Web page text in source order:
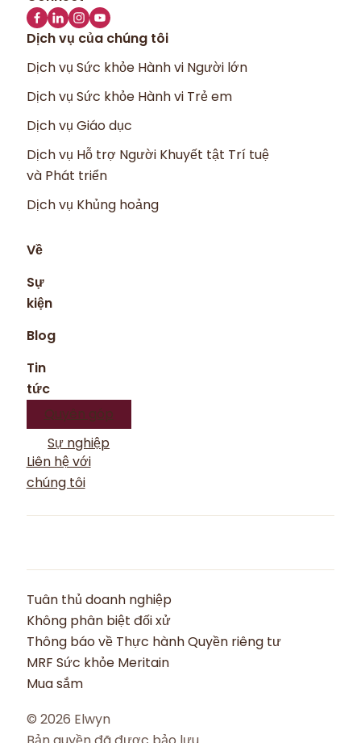
Dịch vụ của chúng tôi
Dịch vụ Sức khỏe Hành vi Người lớn
Dịch vụ Sức khỏe Hành vi Trẻ em
Dịch vụ Giáo dục
Dịch vụ Hỗ trợ Người Khuyết tật Trí tuệ
và Phát triển
Dịch vụ Khủng hoảng
Về
Sự
kiện
Blog
Tin
tức
Quyên góp
Sự nghiệp
Liên hệ với
chúng tôi
Tuân thủ doanh nghiệp
Không phân biệt đối xử
Thông báo về Thực hành Quyền riêng tư
MRF Sức khỏe Meritain
Mua sắm
© 2026 Elwyn